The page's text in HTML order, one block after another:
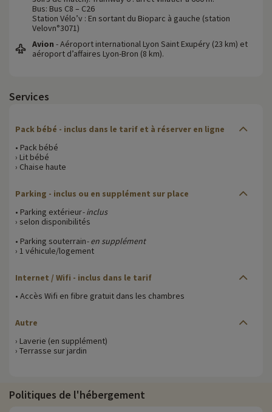
Bus: Bus C8 – C26
Station Vélo’v : En sortant du Bioparc à gauche (station
Velovn°3071)
Avion - Aéroport international Lyon Saint Exupéry (23 km) et
aéroport d’affaires Lyon-Bron (8 km).
Services
Pack bébé - inclus dans le tarif et à réserver en ligne
• Pack bébé
› Lit bébé
› Chaise haute
Parking - inclus ou en supplément sur place
• Parking extérieur- inclus
› selon disponibilités
• Parking souterrain- en supplément
› 1 véhicule/logement
Internet / Wifi - inclus dans le tarif
• Accès Wifi en fibre gratuit dans les chambres
Autre
› Laverie (en supplément)
› Terrasse sur jardin
Politiques de l'hébergement